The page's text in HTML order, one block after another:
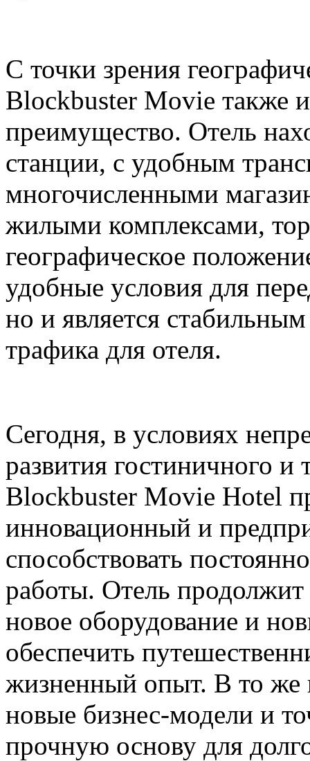
С точки зрения
Blockbuster Movie также
преимущество. Отель
станции, с удобным
многочисленными
жилыми комплексами,
географическое
удобные условия для
но и является
трафика для отеля.
Сегодня, в условиях
развития гостиничного и
Blockbuster Movie Hotel
инновационный и
способствовать
работы. Отель продолжит
новое оборудование и
обеспечить
жизненный опыт. В то же
новые бизнес-модели и
прочную основу для